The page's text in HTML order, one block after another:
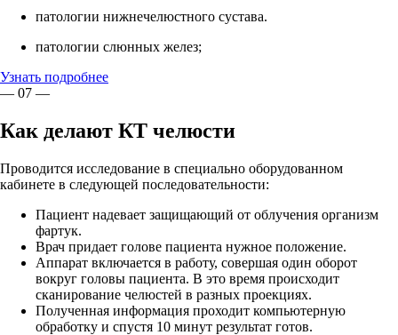
патологии нижнечелюстного сустава.
патологии слюнных желез;
Узнать подробнее
— 07 —
Как делают КТ челюсти
Проводится исследование в специально оборудованном
кабинете в следующей последовательности:
Пациент надевает защищающий от облучения организм
фартук.
Врач придает голове пациента нужное положение.
Аппарат включается в работу, совершая один оборот
вокруг головы пациента. В это время происходит
сканирование челюстей в разных проекциях.
Полученная информация проходит компьютерную
обработку и спустя 10 минут результат готов.